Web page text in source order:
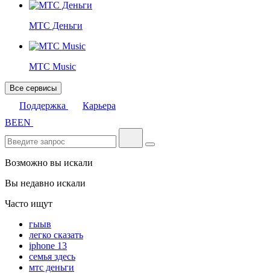
МТС Деньги
МТС Music
Все сервисы
Поддержка
Карьера
BEEN
Возможно вы искали
Вы недавно искали
Часто ищут
гыыв
легко сказать
iphone 13
семья здесь
мтс деньги